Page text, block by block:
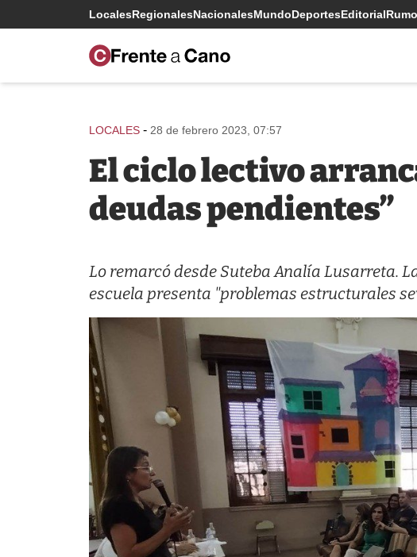
LocalesRegionalesNacionalesMundoDeportesEditorial
LOCALES - 28 de febrero 2023, 07:57
El ciclo lectivo
deudas pendientes”
Lo remarcó desde Suteba Analía Lusarreta.
escuela presenta "problemas estructurales